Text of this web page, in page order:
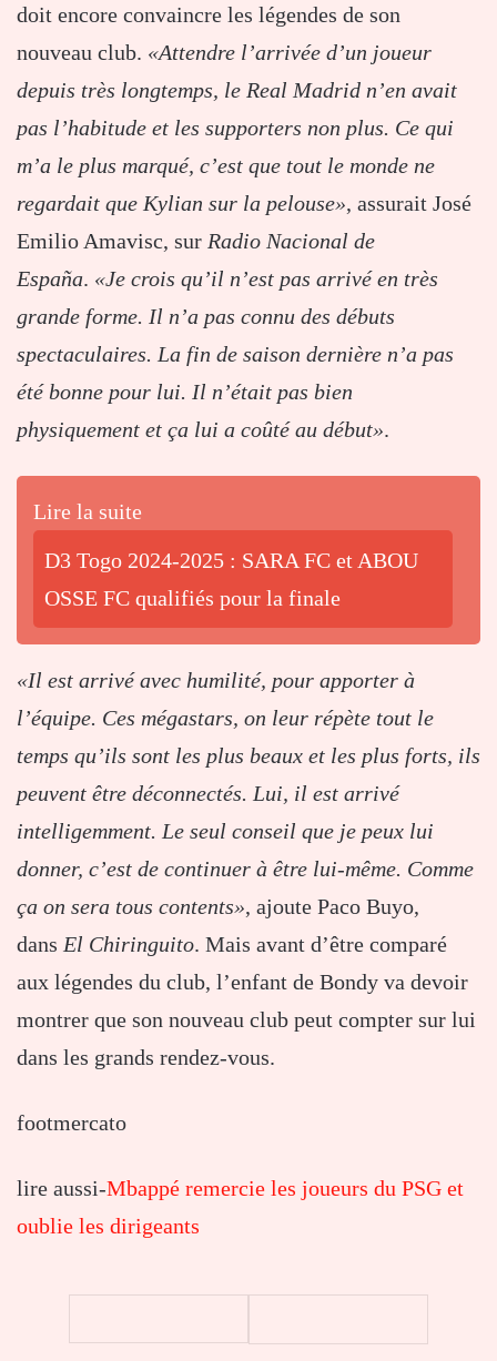
doit encore convaincre les légendes de son
nouveau club. «Attendre l’arrivée d’un joueur
depuis très longtemps, le Real Madrid n’en avait
pas l’habitude et les supporters non plus. Ce qui
m’a le plus marqué, c’est que tout le monde ne
regardait que Kylian sur la pelouse», assurait José
Emilio Amavisc, sur Radio Nacional de
España. «Je crois qu’il n’est pas arrivé en très
grande forme. Il n’a pas connu des débuts
spectaculaires. La fin de saison dernière n’a pas
été bonne pour lui. Il n’était pas bien
physiquement et ça lui a coûté au début».
Lire la suite
D3 Togo 2024-2025 : SARA FC et ABOU
OSSE FC qualifiés pour la finale
«Il est arrivé avec humilité, pour apporter à
l’équipe. Ces mégastars, on leur répète tout le
temps qu’ils sont les plus beaux et les plus forts, ils
peuvent être déconnectés. Lui, il est arrivé
intelligemment. Le seul conseil que je peux lui
donner, c’est de continuer à être lui-même. Comme
ça on sera tous contents», ajoute Paco Buyo,
dans El Chiringuito. Mais avant d’être comparé
aux légendes du club, l’enfant de Bondy va devoir
montrer que son nouveau club peut compter sur lui
dans les grands rendez-vous.
footmercato
lire aussi-Mbappé remercie les joueurs du PSG et
oublie les dirigeants